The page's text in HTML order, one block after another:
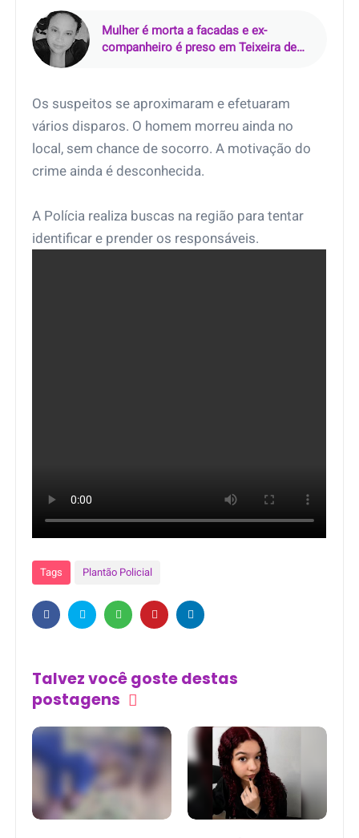
Mulher é morta a facadas e ex-
companheiro é preso em Teixeira de
Os suspeitos se aproximaram e efetuaram
vários disparos. O homem morreu ainda no
local, sem chance de socorro. A motivação do
crime ainda é desconhecida.
A Polícia realiza buscas na região para tentar
identificar e prender os responsáveis.
Tags Plantão Policial
Talvez você goste destas
postagens